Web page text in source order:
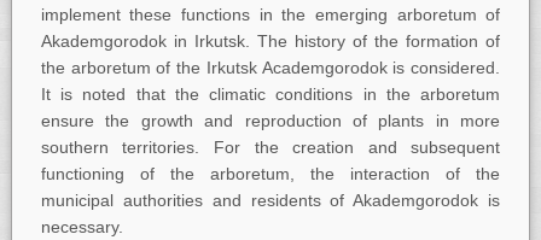
implement these functions in the emerging arboretum of
Akademgorodok in Irkutsk. The history of the formation of
the arboretum of the Irkutsk Academgorodok is considered.
It is noted that the climatic conditions in the arboretum
ensure the growth and reproduction of plants in more
southern territories. For the creation and subsequent
functioning of the arboretum, the interaction of the
municipal authorities and residents of Akademgorodok is
necessary.